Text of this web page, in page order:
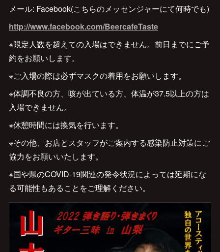
メール: Facebook(こちらのメッセンジャーにて何時でも)
http://www.facebook.com/BeercafeTaste
※限定人数を超えての入場はできません。前日までにご予
約をお願いします。
※ご入場の際は必ずマスクの着用をお願いします。
※体調不良の方、咳が出ている方、体温が37.5以上の方は
入場できません。
※休憩時間には換気を行います。
※その他、お店とスタッフがご案内する感染防止対策にご
協力をお願いいたします。
※国や県のCOVID-19関連の発令状況によっては延期にな
る可能性もあることをご理解ください。